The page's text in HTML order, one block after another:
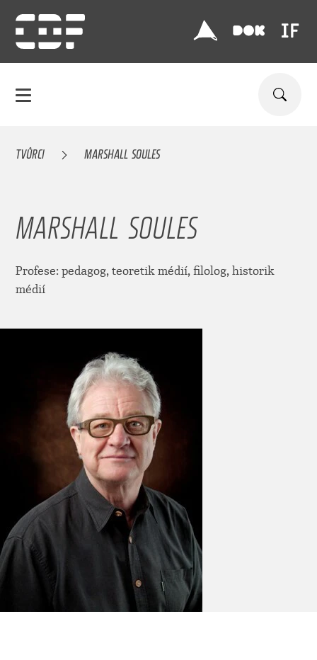
TVŮRCI MARSHALL SOULES
MARSHALL SOULES
Profese: pedagog, teoretik médií, filolog, historik
médií